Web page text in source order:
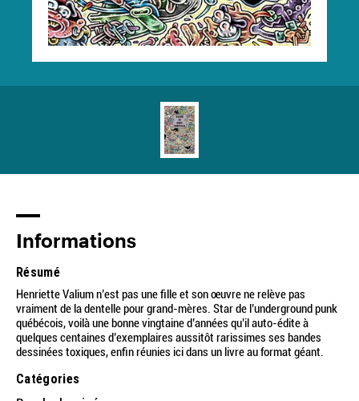
Informations
Résumé
Henriette Valium n’est pas une fille et son œuvre ne relève pas
vraiment de la dentelle pour grand-mères. Star de l’underground punk
québécois, voilà une bonne vingtaine d’années qu’il auto-édite à
quelques centaines d’exemplaires aussitôt rarissimes ses bandes
dessinées toxiques, enfin réunies ici dans un livre au format géant.
Catégories